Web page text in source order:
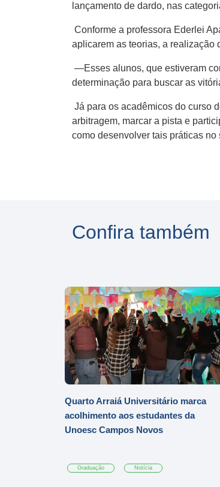
lançamento de dardo, nas
Conforme a professora Ederlei
aplicarem as teorias, a realização
—Esses alunos, que estiveram
determinação para buscar as
Já para os acadêmicos do curso
arbitragem, marcar a pista e
como desenvolver tais práticas
Confira também
Quarto Arraiá Universitário marca
acolhimento aos estudantes da
Unoesc Campos Novos
Graduação Notícia